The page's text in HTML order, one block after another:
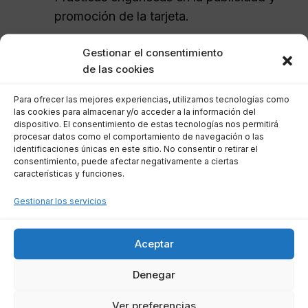
Gestionar el consentimiento
de las cookies
Para ofrecer las mejores experiencias, utilizamos tecnologías como
las cookies para almacenar y/o acceder a la información del
dispositivo. El consentimiento de estas tecnologías nos permitirá
procesar datos como el comportamiento de navegación o las
identificaciones únicas en este sitio. No consentir o retirar el
consentimiento, puede afectar negativamente a ciertas
características y funciones.
Gestionar los servicios
Aceptar
Denegar
Ver preferencias
promoción de la tarjeta.
Los abogados especialistas en derecho
financiero en El Ejido pueden ayudarte a
identificar si tu contrato de tarjeta revolving
incluye intereses usureros y qué pasos puedes
seguir para reclamar.
Consejos para encontrar
abogados especializados en
revolving en Almería
Buscar abogados especializados en
reclamaciones de tarjetas revolving en Almería